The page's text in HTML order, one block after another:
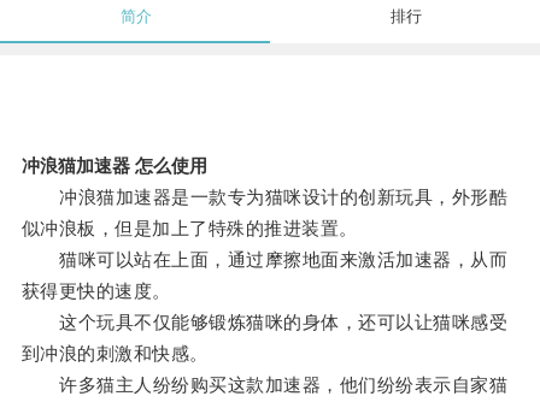
简介 排行
冲浪猫加速器 怎么使用
冲浪猫加速器是一款专为猫咪设计的创新玩具，外形酷
似冲浪板，但是加上了特殊的推进装置。
猫咪可以站在上面，通过摩擦地面来激活加速器，从而
获得更快的速度。
这个玩具不仅能够锻炼猫咪的身体，还可以让猫咪感受
到冲浪的刺激和快感。
许多猫主人纷纷购买这款加速器，他们纷纷表示自家猫